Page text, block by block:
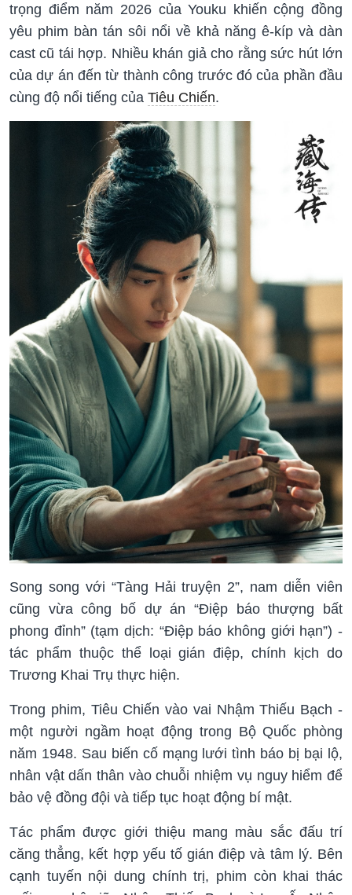
trọng điểm năm 2026 của Youku khiến cộng đồng
yêu phim bàn tán sôi nổi về khả năng ê-kíp và dàn
cast cũ tái hợp. Nhiều khán giả cho rằng sức hút lớn
của dự án đến từ thành công trước đó của phần đầu
cùng độ nổi tiếng của Tiêu Chiến.
Song song với “Tàng Hải truyện 2”, nam diễn viên
cũng vừa công bố dự án “Điệp báo thượng bất
phong đỉnh” (tạm dịch: “Điệp báo không giới hạn”) -
tác phẩm thuộc thể loại gián điệp, chính kịch do
Trương Khai Trụ thực hiện.
Trong phim, Tiêu Chiến vào vai Nhậm Thiếu Bạch -
một người ngầm hoạt động trong Bộ Quốc phòng
năm 1948. Sau biến cố mạng lưới tình báo bị bại lộ,
nhân vật dấn thân vào chuỗi nhiệm vụ nguy hiểm để
bảo vệ đồng đội và tiếp tục hoạt động bí mật.
Tác phẩm được giới thiệu mang màu sắc đấu trí
căng thẳng, kết hợp yếu tố gián điệp và tâm lý. Bên
cạnh tuyến nội dung chính trị, phim còn khai thác